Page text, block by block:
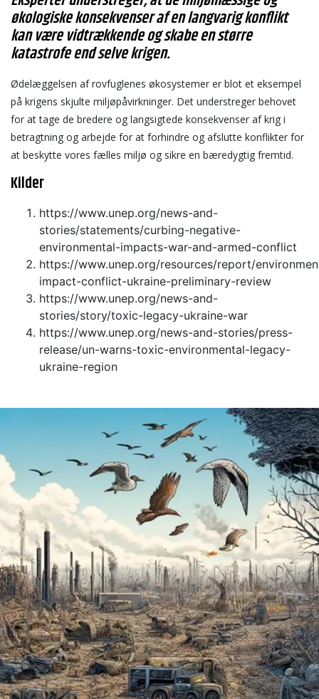
økologiske konsekvenser af en langvarig konflikt
kan være vidtrækkende og skabe en større
katastrofe end selve krigen.
Ødelæggelsen af rovfuglenes økosystemer er blot et eksempel
på krigens skjulte miljøpåvirkninger. Det understreger behovet
for at tage de bredere og langsigtede konsekvenser af krig i
betragtning og arbejde for at forhindre og afslutte konflikter for
at beskytte vores fælles miljø og sikre en bæredygtig fremtid.
Kilder
https://www.unep.org/news-and-
stories/statements/curbing-negative-
environmental-impacts-war-and-armed-conflict
https://www.unep.org/resources/report/
impact-conflict-ukraine-preliminary-review
https://www.unep.org/news-and-
stories/story/toxic-legacy-ukraine-war
https://www.unep.org/news-and-stories/press-
release/un-warns-toxic-environmental-legacy-
ukraine-region